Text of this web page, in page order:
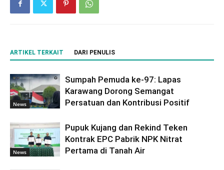
ARTIKEL TERKAIT DARI PENULIS
News
Sumpah Pemuda ke-97: Lapas
Karawang Dorong Semangat
Persatuan dan Kontribusi Positif
News
Pupuk Kujang dan Rekind Teken
Kontrak EPC Pabrik NPK Nitrat
Pertama di Tanah Air